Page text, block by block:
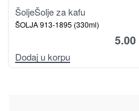
ŠoljeŠolje za kafu
ŠOLJA 913-1895 (330ml)
5.00
Dodaj u korpu